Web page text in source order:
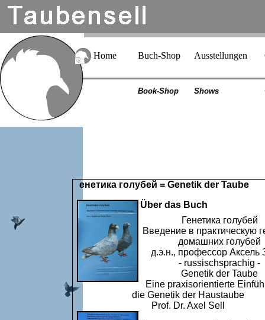
Home Buch-Shop Ausstellungen
Book-Shop Shows
енетика голубей = Genetik der Taube
Über das Buch
Генетика голубей
Введение в практическую
домашних голубей
д.э.н., профессор Аксель
- russischsprachig -
Genetik der Taube
Eine praxisorientierte
die Genetik der Haustaube
Prof. Dr. Axel Sell